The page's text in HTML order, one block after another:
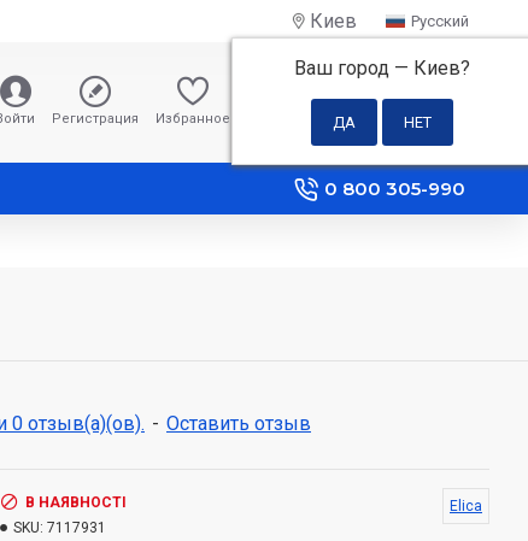
Киев
Ваш город — Киев?
Русский
Регистрация Избранное
0 грн
0 800 305-990
0 отзыв(а)(ов). - Оставить отзыв
В НАЯВНОСТІ
SKU: 7117931
Elica